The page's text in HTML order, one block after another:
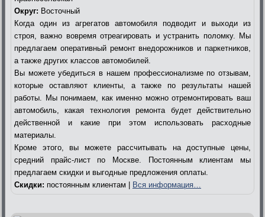
Округ: Восточный
Когда один из агрегатов автомобиля подводит и выходи из
строя, важно вовремя отреагировать и устранить поломку. Мы
предлагаем оперативный ремонт внедорожников и паркетников,
а также других классов автомобилей.
Вы можете убедиться в нашем профессионализме по отзывам,
которые оставляют клиенты, а также по результаты нашей
работы. Мы понимаем, как именно можно отремонтировать ваш
автомобиль, какая технология ремонта будет действительно
действенной и какие при этом использовать расходные
материалы.
Кроме этого, вы можете рассчитывать на доступные цены,
средний прайс-лист по Москве. Постоянным клиентам мы
предлагаем скидки и выгодные предложения оплаты.
Скидки: постоянным клиентам | Вся информация…